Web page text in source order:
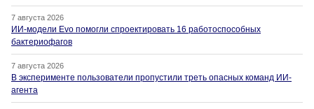
7 августа 2026
ИИ-модели Evo помогли спроектировать 16 работоспособных
бактериофагов
7 августа 2026
В эксперименте пользователи пропустили треть опасных команд ИИ-
агента